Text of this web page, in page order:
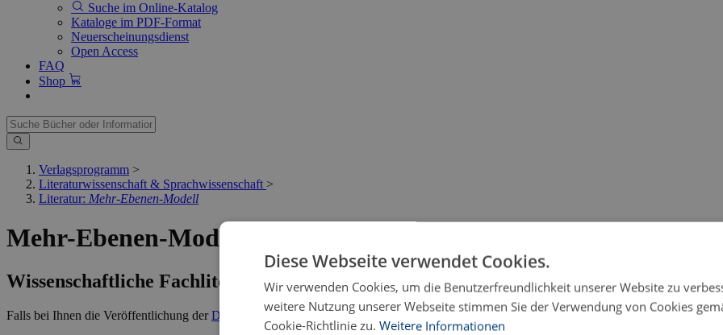
Suche im Online-Katalog
Kataloge im PDF-Format
Neuerscheinungsdienst
Open Access
FAQ
Shop
Verlagsprogramm >
Literaturwissenschaft & Sprachwissenschaft >
Literatur: Mehr-Ebenen-Modell
Mehr-Ebenen-Modell
Wissenschaftliche Fachliteratur
Falls bei Ihnen die Veröffentlichung derDissertation ansteht, kontaktieren Sie uns gern.
Diese Webseite verwendet Cookies.
Wir verwenden Cookies, um die Benutzerfreundlichkeit unserer Website zu
weitere Nutzung unserer Webseite stimmen Sie der Verwendung von Cookies
Cookie-Richtlinie zu. Weitere Informationen